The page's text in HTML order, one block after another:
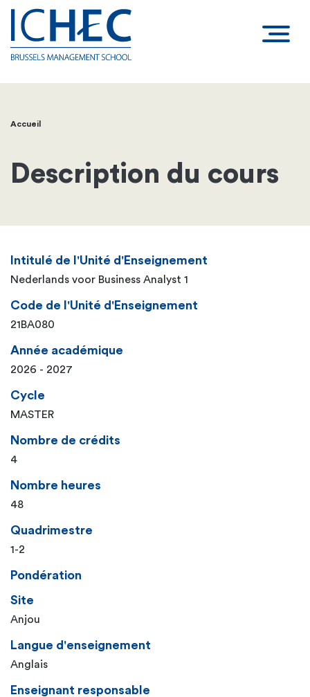
Fil
d'Ariane
Accueil
Description du cours
Intitulé de l'Unité d'Enseignement
Nederlands voor Business Analyst 1
Code de l'Unité d'Enseignement
21BA080
Année académique
2026 - 2027
Cycle
MASTER
Nombre de crédits
4
Nombre heures
48
Quadrimestre
1-2
Pondération
Site
Anjou
Langue d'enseignement
Anglais
Enseignant responsable